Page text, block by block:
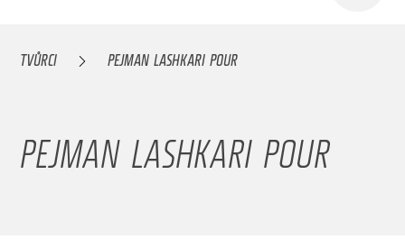
TVŮRCI PEJMAN LASHKARI POUR
PEJMAN LASHKARI POUR